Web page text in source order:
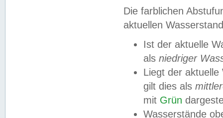
Die farblichen
aktuellen
Ist der aktuelle
als niedriger
Liegt der
gilt dies als
mit Grün
Wasserstände